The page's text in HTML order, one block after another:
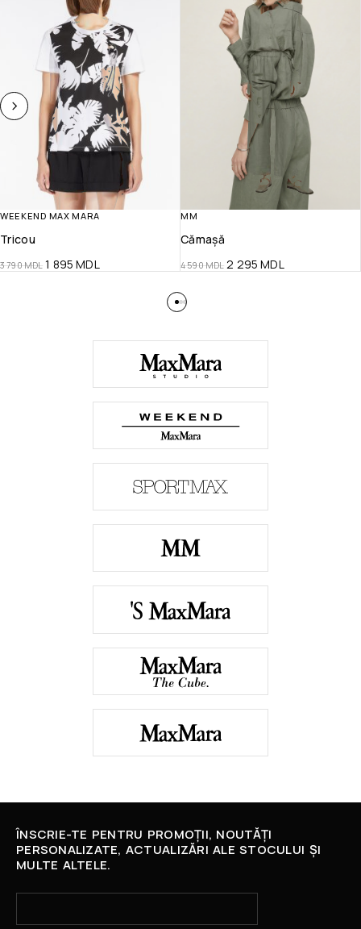
WEEKEND MAX MARA
Tricou
3 790MDL 1 895MDL
MM
Cămașă
4 590MDL 2 295MDL
ÎNSCRIE-TE PENTRU PROMOȚII, NOUTĂȚI
PERSONALIZATE, ACTUALIZĂRI ALE STOCULUI ȘI
MULTE ALTELE.